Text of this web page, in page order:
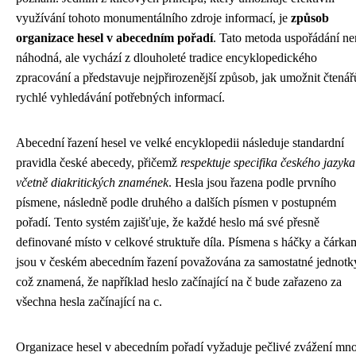
využívání tohoto monumentálního zdroje informací, je způsob
organizace hesel v abecedním pořadí. Tato metoda uspořádání
náhodná, ale vychází z dlouholeté tradice encyklopedického
zpracování a představuje nejpřirozenější způsob, jak umožnit
rychlé vyhledávání potřebných informací.
Abecední řazení hesel ve velké encyklopedii následuje standardní
pravidla české abecedy, přičemž respektuje specifika českého jazyka
včetně diakritických znamének. Hesla jsou řazena podle prvního
písmene, následně podle druhého a dalších písmen v postupném
pořadí. Tento systém zajišťuje, že každé heslo má své přesně
definované místo v celkové struktuře díla. Písmena s háčky a
jsou v českém abecedním řazení považována za samostatné
což znamená, že například heslo začínající na č bude zařazeno za
všechna hesla začínající na c.
Organizace hesel v abecedním pořadí vyžaduje pečlivé zvážení